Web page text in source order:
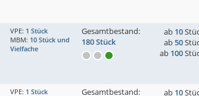
VPE: 1 Stück
MBM: 10 Stück und
Vielfache
Gesamtbestand:
180 Stück
ab 10
ab50
ab 100
VPE: 1 Stück Gesamtbestand: ab 10